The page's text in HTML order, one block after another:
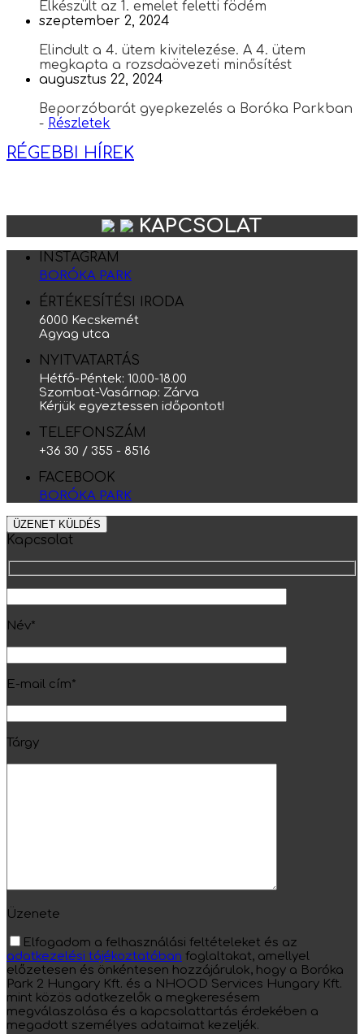
Elkészült az 1. emelet feletti födém
szeptember 2, 2024
Elindult a 4. ütem kivitelezése. A 4. ütem
megkapta a rozsdaövezeti minősítést
augusztus 22, 2024
Beporzóbarát gyepkezelés a Boróka Parkban
- Részletek
RÉGEBBI HÍREK
KAPCSOLAT
INSTAGRAM
BORÓKA PARK
ÉRTÉKESÍTÉSI IRODA
6000 Kecskemét
Agyag utca
NYITVATARTÁS
Hétfő-Péntek: 10.00-18.00
Szombat-Vasárnap: Zárva
Kérjük egyeztessen időpontot!
TELEFONSZÁM
+36 30 / 355 - 8516
FACEBOOK
BORÓKA PARK
ÜZENET KÜLDÉS
Kapcsolat
Név*
E-mail cím*
Tárgy
Üzenete
Elfogadom a felhasználási feltételeket és az
adatkezelési tájékoztatóban foglaltakat, amellyel
előzetesen és önkéntesen hozzájárulok, hogy a Boróka
Park 2 Hungary Kft. és a NHOOD Services Hungary Kft.
mint közös adatkezelők a megkeresésem
megválaszolása és a kapcsolattartás érdekében a
megadott személyes adataimat kezeljék.